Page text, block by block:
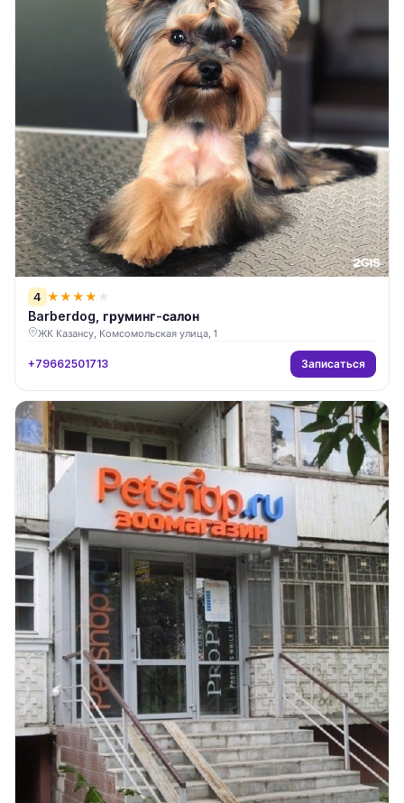
4 ★★★★ ★
Barberdog, груминг-салон
ЖК Казансу, Комсомольская улица, 1
+79662501713 Записаться